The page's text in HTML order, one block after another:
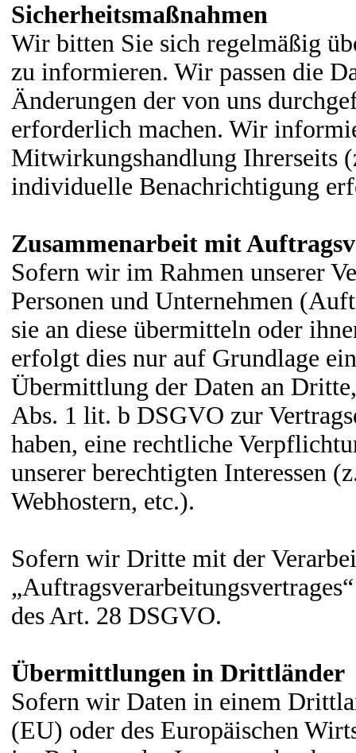
Sicherheitsmaßnahmen
Wir bitten Sie sich regelmäßig
zu informieren. Wir passen die
Änderungen der von uns
erforderlich machen. Wir
Mitwirkungshandlung Ihrerseits
individuelle Benachrichtigung
Zusammenarbeit mit
Sofern wir im Rahmen unserer
Personen und Unternehmen
sie an diese übermitteln oder
erfolgt dies nur auf Grundlage
Übermittlung der Daten an
Abs. 1 lit. b DSGVO zur
haben, eine rechtliche
unserer berechtigten Interessen
Webhostern, etc.).
Sofern wir Dritte mit der
des Art. 28 DSGVO.
Übermittlungen in Drittländer
Sofern wir Daten in einem
(EU) oder des Europäischen